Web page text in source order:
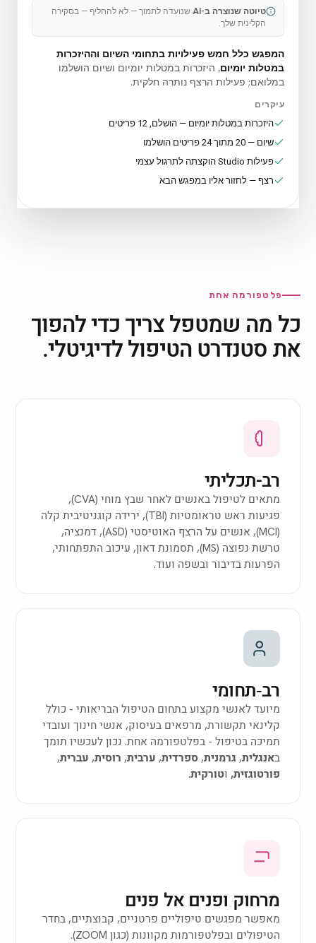
טיוטה שנוצרה ב-AI
שנועדה לתמוך — לא להחליף — בסקירה
הקלינית שלך.
המפגש כלל חמש פעילויות בתחומי השיום וההיזכרות
במטלות יומיום. היזכרות במטלות יומיום ושיום הושלמו
במלואם; פעילות הרצף נותרה חלקית.
עיקרים
היזכרות במטלות יומיום — הושלם, 12 פריטים
שיום — 20 מתוך 24 פריטים הושלמו
פעילות Studio הוקצתה לתרגול עצמי
רצף — לחזור אליו במפגש הבא
פלטפורמה אחת
כל מה שמטפל צריך כדי להפוך
את סטנדרט הטיפול לדיגיטלי.
רב-תכליתי
מתאים לטיפול באנשים לאחר שבץ מוחי (CVA),
פגיעות ראש טראומטיות (TBI), ירידה קוגניטיבית קלה
(MCI), אנשים על הרצף האוטיסטי (ASD), דמנציה,
טרשת נפוצה (MS), תסמונת דאון, עיכוב התפתחותי,
הפרעות בדיבור ובשפה ועוד.
רב‑תחומי
מיועד לאנשי מקצוע בתחום הטיפול הבריאותי - כולל
קלינאי תקשורת, מרפאים בעיסוק, אנשי חינוך ועובדי
תמיכה בטיפול - בפלטפורמה אחת. נכון לעכשיו תומך
באנגלית, גרמנית,ספרדית, ערבית, רוסית, עברית,
פורטוגזית, וטורקית.
מרחוק ופנים אל פנים
מאפשר מפגשים טיפוליים פרטניים, קבוצתיים, בחדר
הטיפולים ובפלטפורמות מקוונות (כגון ZOOM).